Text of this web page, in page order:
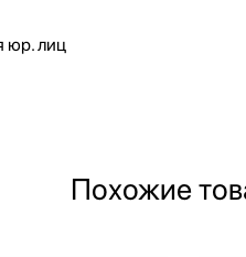
юр. лиц
Похожие